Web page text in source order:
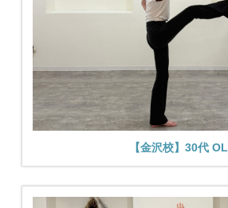
【金沢校】30代 OL